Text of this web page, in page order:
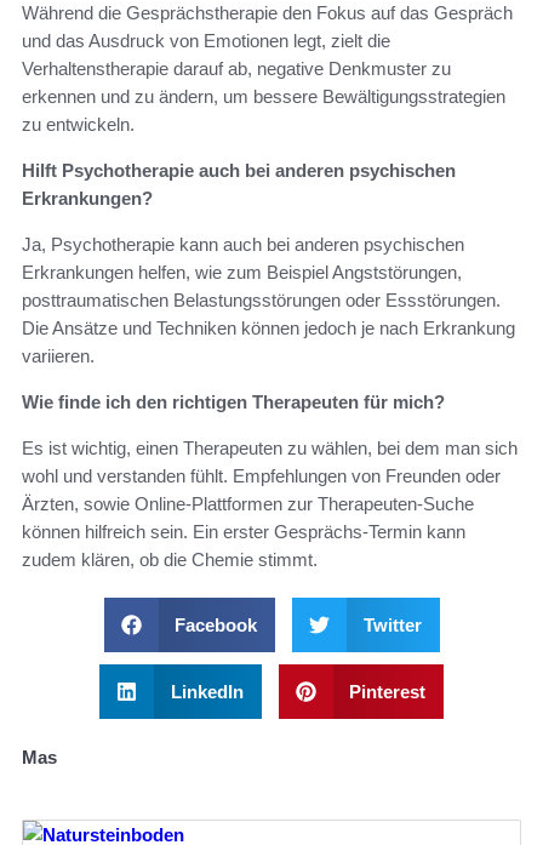
Während die Gesprächstherapie den Fokus auf das Gespräch
und das Ausdruck von Emotionen legt, zielt die
Verhaltenstherapie darauf ab, negative Denkmuster zu
erkennen und zu ändern, um bessere Bewältigungsstrategien
zu entwickeln.
Hilft Psychotherapie auch bei anderen psychischen
Erkrankungen?
Ja, Psychotherapie kann auch bei anderen psychischen
Erkrankungen helfen, wie zum Beispiel Angststörungen,
posttraumatischen Belastungsstörungen oder Essstörungen.
Die Ansätze und Techniken können jedoch je nach Erkrankung
variieren.
Wie finde ich den richtigen Therapeuten für mich?
Es ist wichtig, einen Therapeuten zu wählen, bei dem man sich
wohl und verstanden fühlt. Empfehlungen von Freunden oder
Ärzten, sowie Online-Plattformen zur Therapeuten-Suche
können hilfreich sein. Ein erster Gesprächs-Termin kann
zudem klären, ob die Chemie stimmt.
Facebook Twitter
LinkedIn Pinterest
Mas